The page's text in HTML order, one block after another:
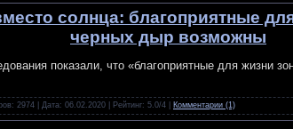
солнца: благоприятные
черных дыр возможны
показали, что «благоприятные для жизни
2974 | Дата: 06.02.2020 | Рейтинг: 5.0/4 | Комментарии (1)